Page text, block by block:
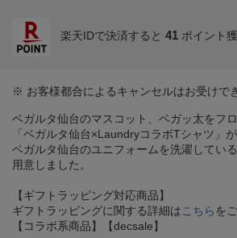
楽天IDで決済すると 41 ポイント
※ お客様都合によるキャンセルはお受けで
ベガルタ仙台のマスコット、ベガッ太をフ
「ベガルタ仙台×LaundryコラボTシャツ」が
ベガルタ仙台のユニフォームを洗濯してい
用意しました。
【ギフトラッピング対応商品】
ギフトラッピングに関する詳細は こちら を
【コラボ系商品】【decsale】